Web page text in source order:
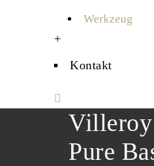
Werkzeug
+
Kontakt
Pure